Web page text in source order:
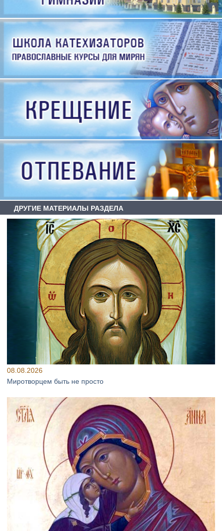
ДРУГИЕ МАТЕРИАЛЫ РАЗДЕЛА
08.08.2026
Миротворцем быть не просто